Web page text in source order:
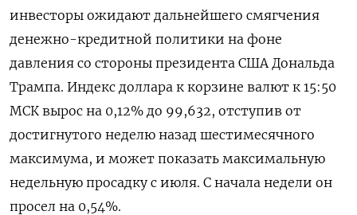
инвесторы ожидают дальнейшего смягчения
денежно-кредитной политики на фоне
давления со стороны президента США Дональда
Трампа. Индекс доллара к корзине валют к 15:50
МСК вырос на 0,12% до 99,632​, отступив от
достигнутого неделю назад шестимесячного
максимума, и может показать максимальную
недельную просадку с июля. С начала недели он
просел на 0,54%.